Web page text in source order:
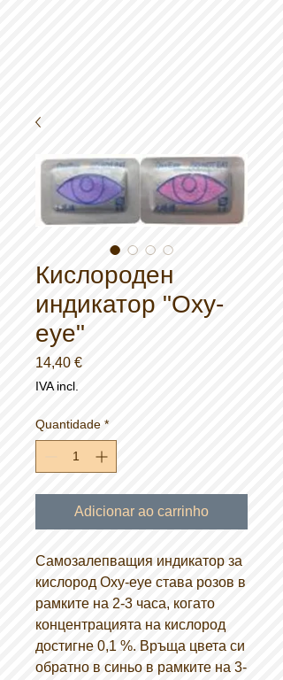
Кислороден
индикатор "Oxy-
eye"
14,40 €Preço
IVA incl.
Quantidade *
Adicionar ao carrinho
Самозалепващия индикатор за
кислород Oxy-eye става розов в
рамките на 2-3 часа, когато
концентрацията на кислород
достигне 0,1 %. Връща цвета си
обратно в синьо в рамките на 3-